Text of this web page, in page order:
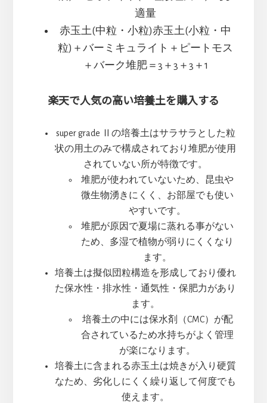
適量
赤玉土(中粒・小粒)赤玉土(小粒・中
粒)＋バーミキュライト＋ピートモス
＋バーク堆肥＝3＋3＋3＋1
楽天で人気の高い培養土を購入する
super grade Ⅱの培養土はサラサラとした粒
状の用土のみで構成されており堆肥が使用
されていない所が特徴です。
堆肥が使われていないため、昆虫や
微生物湧きにくく、お部屋でも使い
やすいです。
堆肥が原因で夏場に蒸れる事がない
ため、多湿で植物が弱りにくくなり
ます。
培養土は擬似団粒構造を形成しており優れ
た保水性・排水性・通気性・保肥力があり
ます。
培養土の中には保水剤（CMC）が配
合されているため水持ちがよく管理
が楽になります。
培養土に含まれる赤玉土は焼きが入り硬質
なため、劣化しにくく繰り返して何度でも
使えます。